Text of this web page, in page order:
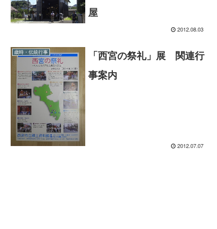
屋
2012.08.03
歳時・伝統行事
「西宮の祭礼」展 関連行
事案内
2012.07.07